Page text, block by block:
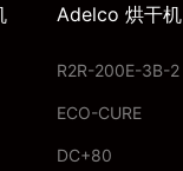
Adelco 烘干机
R2R-200E-3B-2
ECO-CURE
DC+80